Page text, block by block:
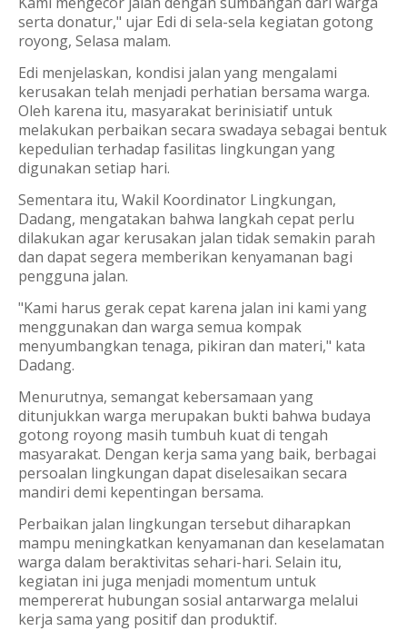
serta donatur," ujar Edi di sela-sela kegiatan gotong
royong, Selasa malam.
Edi menjelaskan, kondisi jalan yang mengalami
kerusakan telah menjadi perhatian bersama warga.
Oleh karena itu, masyarakat berinisiatif untuk
melakukan perbaikan secara swadaya sebagai bentuk
kepedulian terhadap fasilitas lingkungan yang
digunakan setiap hari.
Sementara itu, Wakil Koordinator Lingkungan,
Dadang, mengatakan bahwa langkah cepat perlu
dilakukan agar kerusakan jalan tidak semakin parah
dan dapat segera memberikan kenyamanan bagi
pengguna jalan.
"Kami harus gerak cepat karena jalan ini kami yang
menggunakan dan warga semua kompak
menyumbangkan tenaga, pikiran dan materi," kata
Dadang.
Menurutnya, semangat kebersamaan yang
ditunjukkan warga merupakan bukti bahwa budaya
gotong royong masih tumbuh kuat di tengah
masyarakat. Dengan kerja sama yang baik, berbagai
persoalan lingkungan dapat diselesaikan secara
mandiri demi kepentingan bersama.
Perbaikan jalan lingkungan tersebut diharapkan
mampu meningkatkan kenyamanan dan keselamatan
warga dalam beraktivitas sehari-hari. Selain itu,
kegiatan ini juga menjadi momentum untuk
mempererat hubungan sosial antarwarga melalui
kerja sama yang positif dan produktif.